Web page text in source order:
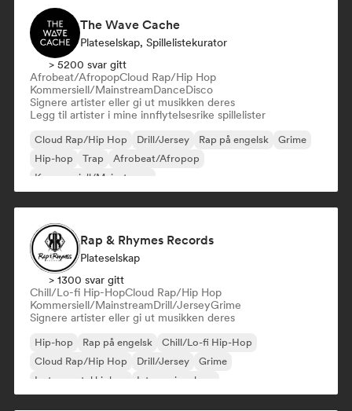
The Wave Cache
Plateselskap, Spillelistekurator
> 5200 svar gitt
Afrobeat/AfropopCloud Rap/Hip Hop
Kommersiell/MainstreamDanceDisco
Signere artister eller gi ut musikken deres
Legg til artister i mine innflytelsesrike spillelister
Cloud Rap/Hip Hop Drill/Jersey Rap på engelsk
Grime
Hip-hop
Trap
Afrobeat/Afropop
Kommersiell/Mainstream
Rap & Rhymes Records
Plateselskap
> 1300 svar gitt
Chill/Lo-fi Hip-HopCloud Rap/Hip Hop
Kommersiell/MainstreamDrill/JerseyGrime
Signere artister eller gi ut musikken deres
Hip-hop Rap på engelsk
Chill/Lo-fi Hip-Hop
Cloud Rap/Hip Hop
Drill/Jersey
Grime
Instrumental hiphop
Internasjonal rap